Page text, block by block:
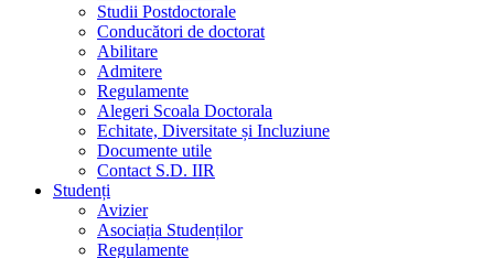
Studii Postdoctorale
Conducători de doctorat
Abilitare
Admitere
Regulamente
Alegeri Scoala Doctorala
Echitate, Diversitate și Incluziune
Documente utile
Contact S.D. IIR
Studenți
Avizier
Asociația Studenților
Regulamente